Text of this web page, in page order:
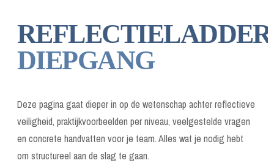
REFLECTIELADDER
DIEPGANG
Deze pagina gaat dieper in op de wetenschap achter reflectieve
veiligheid, praktijkvoorbeelden per niveau, veelgestelde vragen
en concrete handvatten voor je team. Alles wat je nodig hebt
om structureel aan de slag te gaan.